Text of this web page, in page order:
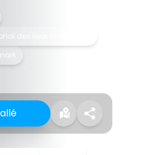
des lieux historiques